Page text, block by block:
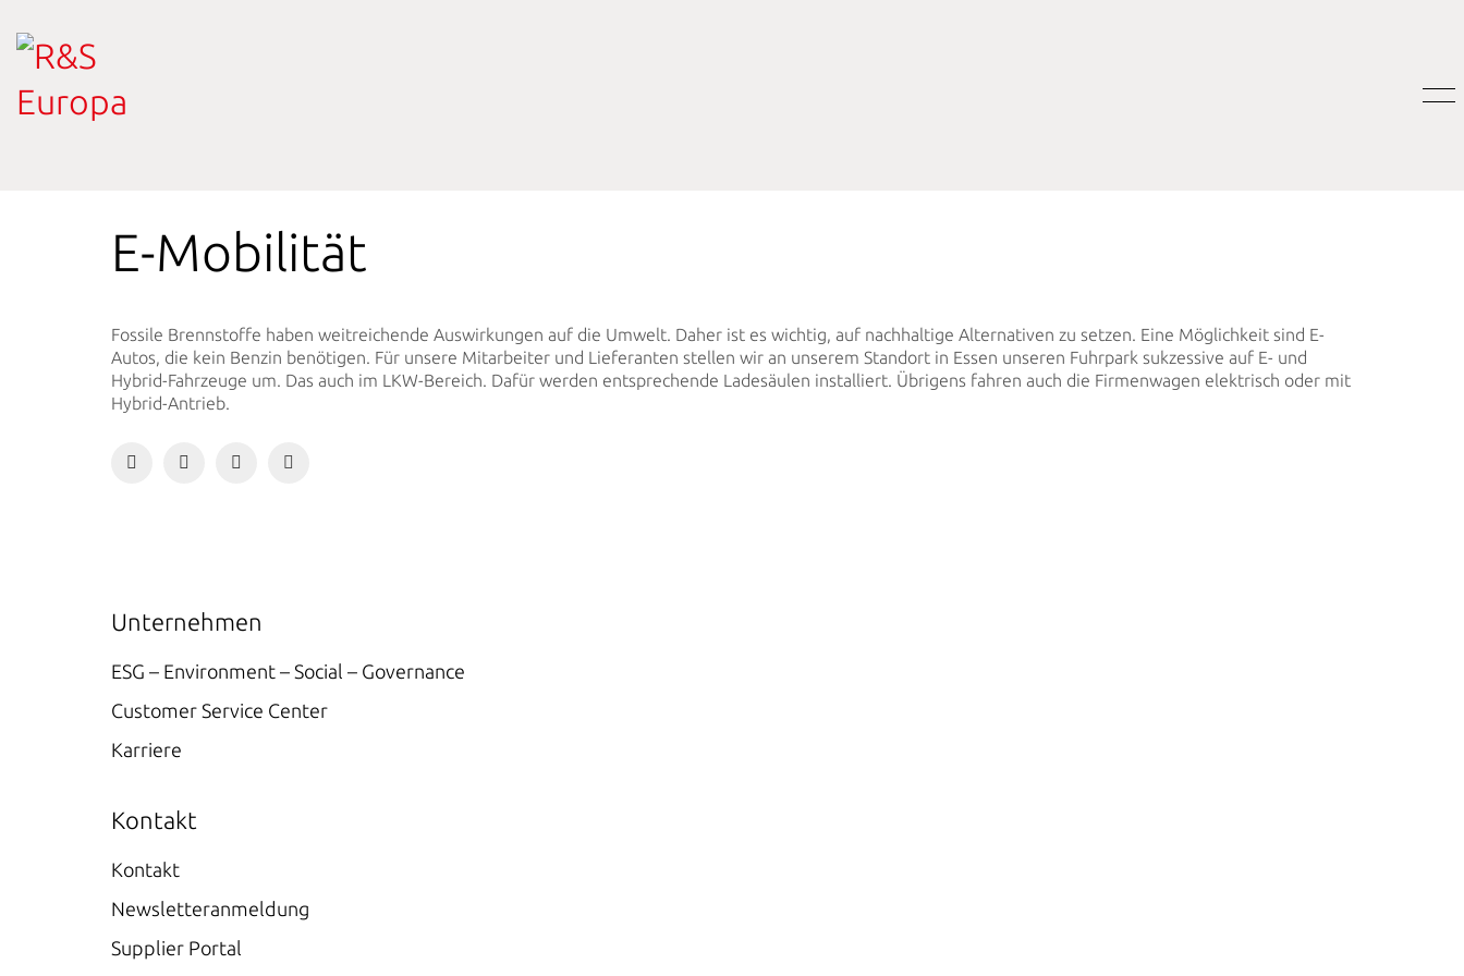
E-Mobilität
Fossile Brennstoffe haben weitreichende Auswirkungen auf die Umwelt. Daher ist es wichtig, auf nachhaltige Alternativen zu setzen. Eine Möglichkeit sind E-
Autos, die kein Benzin benötigen. Für unsere Mitarbeiter und Lieferanten stellen wir an unserem Standort in Essen unseren Fuhrpark sukzessive auf E- und
Hybrid-Fahrzeuge um. Das auch im LKW-Bereich. Dafür werden entsprechende Ladesäulen installiert. Übrigens fahren auch die Firmenwagen elektrisch oder mit
Hybrid-Antrieb.
Unternehmen
ESG – Environment – Social – Governance
Customer Service Center
Karriere
Kontakt
Kontakt
Newsletteranmeldung
Supplier Portal